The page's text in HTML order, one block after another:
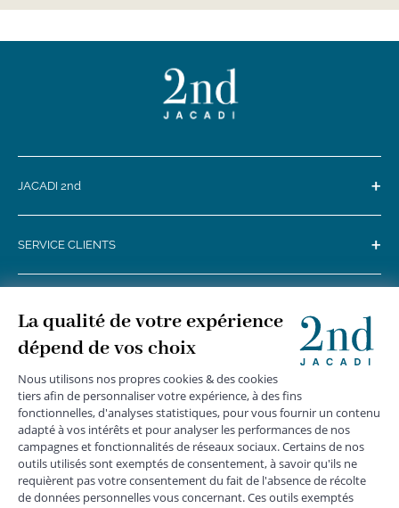
JACADI 2nd +
SERVICE CLIENTS +
MENTIONS LÉGALES
DONNÉES PERSONNELLES
*Livraison express gratuite en point relais dès 59 € et à domicile dès 150
€ vers la France Métropolitaine
Les données collectées par la société JACADI, responsable
du traitement, sont nécessaires à l'envoi de newsletters, à la
création de compte, pour le traitement, le suivi et la livraison